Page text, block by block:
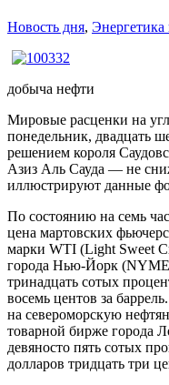
Новость дня,
добыча нефти
Мировые расценки на
понедельник, двадцать
решением короля
Азиз Аль Сауда — не
иллюстрируют данные
По состоянию на семь
цена мартовских
марки WTI (Light Sweet
города Нью-Йорк
тринадцать сотых
восемь центов за
на североморскую
товарной бирже города
девяносто пять сотых
долларов тридцать три